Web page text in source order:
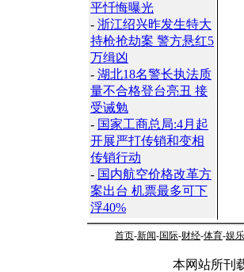
平忏悔曝光
- 浙江绍兴昨发生特大
持枪抢劫案 警方悬红5
万缉凶
- 湖北18名警长执法质
量不合格登台亮丑 接
受诫勉
- 国家工商总局:4月起
开展严打传销和变相
传销行动
- 国内航空价格改革方
案出台 机票最多可下
浮40%
首页-新闻-国际-财经-体育-娱乐
本网站所刊